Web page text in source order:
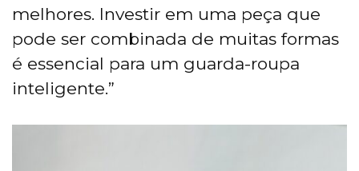
melhores. Investir em uma peça que
pode ser combinada de muitas formas
é essencial para um guarda-roupa
inteligente.”